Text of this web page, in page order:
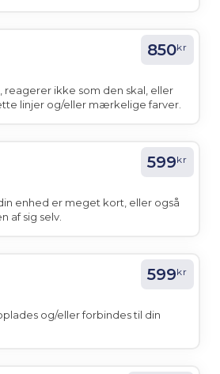
850kr
ikke som den skal, eller
linjer og/eller mærkelige farver.
599kr
enhed er meget kort, eller også
af sig selv.
599kr
og/eller forbindes til din